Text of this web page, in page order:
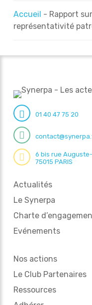
Accueil - Rapport
représentativité
01 40 47 75 20
6 bis rue
75015 PARIS
Actualités
Le Synerpa
Charte
Evénements
Nos actions
Le Club Partenaires
Ressources